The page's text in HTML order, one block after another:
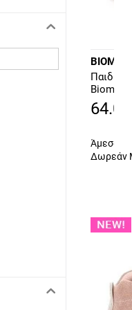
261103-
64.00
Άμεσα
Δωρεάν